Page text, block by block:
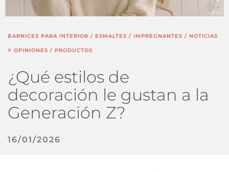
BARNICES PARA INTERIOR / ESMALTES / IMPREGNANTES / NOTICIAS
Y OPINIONES / PRODUCTOS
¿Qué estilos de
decoración le gustan a la
Generación Z?
16/01/2026